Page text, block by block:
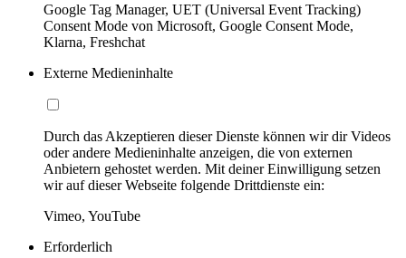
Google Tag Manager, UET (Universal Event Tracking)
Consent Mode von Microsoft, Google Consent Mode,
Klarna, Freshchat
Externe Medieninhalte
Durch das Akzeptieren dieser Dienste können wir dir Videos
oder andere Medieninhalte anzeigen, die von externen
Anbietern gehostet werden. Mit deiner Einwilligung setzen
wir auf dieser Webseite folgende Drittdienste ein:
Vimeo, YouTube
Erforderlich